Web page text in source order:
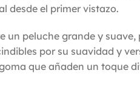
desde el primer vistazo.
un peluche grande y suave,
por su suavidad y
que añaden un toque